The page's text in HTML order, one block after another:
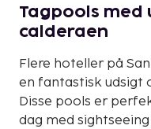
Tagpools med
calderaen
Flere hoteller på
en fantastisk udsigt
Disse pools er
dag med